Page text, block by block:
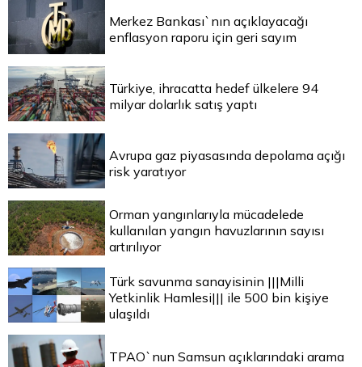
Merkez Bankası`nın açıklayacağı
enflasyon raporu için geri sayım
Türkiye, ihracatta hedef ülkelere 94
milyar dolarlık satış yaptı
Avrupa gaz piyasasında depolama açığı
risk yaratıyor
Orman yangınlarıyla mücadelede
kullanılan yangın havuzlarının sayısı
artırılıyor
Türk savunma sanayisinin |||Milli
Yetkinlik Hamlesi||| ile 500 bin kişiye
ulaşıldı
TPAO`nun Samsun açıklarındaki arama